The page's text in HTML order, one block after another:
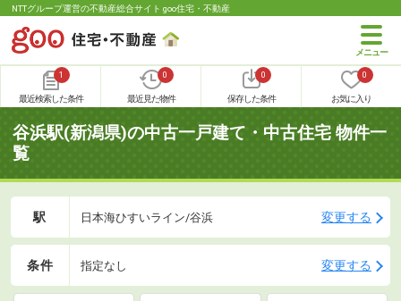
NTTグループ運営の不動産総合サイト goo住宅・不動産
1
最近検索した条件
0
最近見た物件
0
保存した条件
0
お気に入り
谷浜駅(新潟県)の中古一戸建て・中古住宅 物件一
覧
駅 日本海ひすいライン/谷浜 変更する
条件 指定なし 変更する